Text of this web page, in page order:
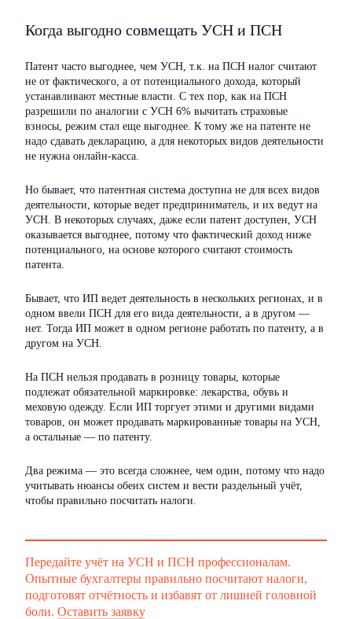
Когда выгодно совмещать УСН и ПСН
Патент часто выгоднее, чем УСН, т.к. на ПСН налог считают
не от фактического, а от потенциального дохода, который
устанавливают местные власти. С тех пор, как на ПСН
разрешили по аналогии с УСН 6% вычитать страховые
взносы, режим стал еще выгоднее. К тому же на патенте не
надо сдавать декларацию, а для некоторых видов деятельности
не нужна онлайн-касса.
Но бывает, что патентная система доступна не для всех видов
деятельности, которые ведет предприниматель, и их ведут на
УСН. В некоторых случаях, даже если патент доступен, УСН
оказывается выгоднее, потому что фактический доход ниже
потенциального, на основе которого считают стоимость
патента.
Бывает, что ИП ведет деятельность в нескольких регионах, и в
одном ввели ПСН для его вида деятельности, а в другом —
нет. Тогда ИП может в одном регионе работать по патенту, а в
другом на УСН.
На ПСН нельзя продавать в розницу товары, которые
подлежат обязательной маркировке: лекарства, обувь и
меховую одежду. Если ИП торгует этими и другими видами
товаров, он может продавать маркированные товары на УСН,
а остальные — по патенту.
Два режима — это всегда сложнее, чем один, потому что надо
учитывать нюансы обеих систем и вести раздельный учёт,
чтобы правильно посчитать налоги.
Передайте учёт на УСН и ПСН профессионалам.
Опытные бухгалтеры правильно посчитают налоги,
подготовят отчётность и избавят от лишней головной
боли. Оставить заявку